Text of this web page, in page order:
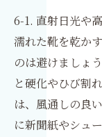
6-1. 直射日光や
濡れた靴を乾か
のは避けましょ
と硬化やひび割
は、風通しの良
に新聞紙やシュ